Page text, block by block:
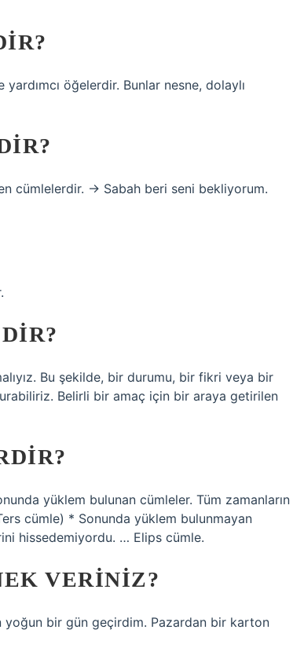
öğelerdir. Bunlar nesne, dolaylı
cümlelerdir. → Sabah beri seni bekliyorum.
Bu şekilde, bir durumu, bir fikri veya bir
Belirli bir amaç için bir araya getirilen
yüklem bulunan cümleler. Tüm zamanların
cümle) * Sonunda yüklem bulunmayan
hissedemiyordu. … Elips cümle.
VERINIZ?
yoğun bir gün geçirdim. Pazardan bir karton